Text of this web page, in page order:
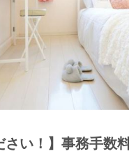
さい！】事務手数